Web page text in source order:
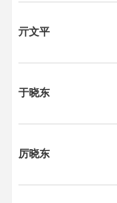
亓文平
于晓东
厉晓东